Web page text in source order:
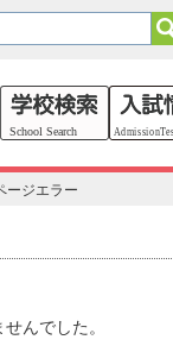
ージエラー
んでした。